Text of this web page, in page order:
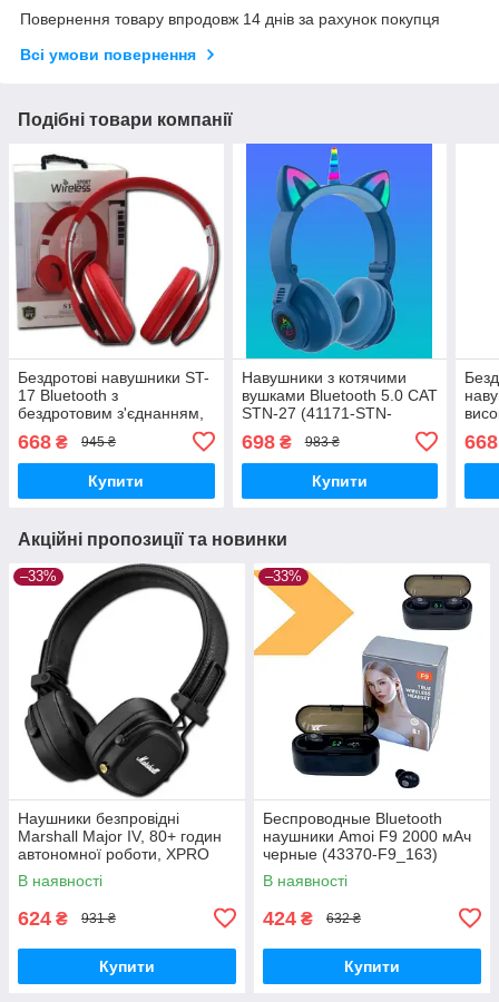
Повернення товару впродовж 14 днів за рахунок покупця
Всі умови повернення
Подібні товари компанії
Бездротові навушники ST-
17 Bluetooth з
бездротовим з'єднанням,
чорний/зелений (41173-
ST-17_277)
668 ₴ 945 ₴
Купити
Навушники з котячими
вушками Bluetooth 5.0 CAT
STN-27 (41171-STN-
698₴ 983 ₴
Купити
950
668
Акційні пропозиції та новинки
–33%
Наушники безпровідні
Marshall Major IV, 80+ годин
автономної роботи, XPRO
(44691-_291)
В наявності
624 ₴ 931 ₴
Купити
–33%
Беспроводные Bluetooth
наушники Amoi F9 2000 мАч
черные (43370-F9_163)
В наявності
424 ₴ 632 ₴
Купити